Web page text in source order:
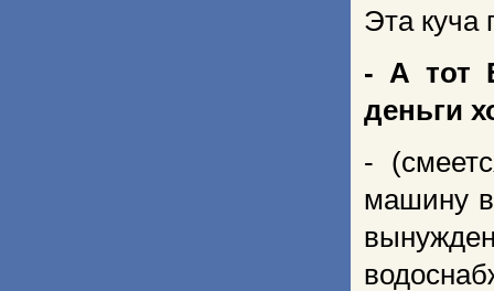
Эта куча
- А тот
деньги
-
машину